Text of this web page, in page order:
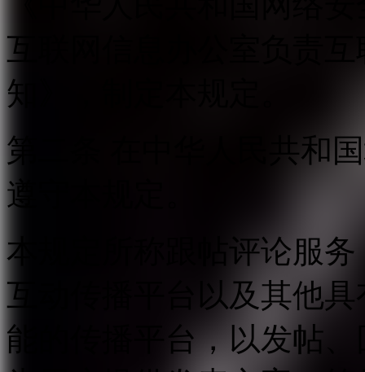
互联网信息办公室负责
知》，制定本规定。
第二条 在中华人民共和
遵守本规定。
本规定所称跟帖评论服
互动传播平台以及其他
能的传播平台，以发帖